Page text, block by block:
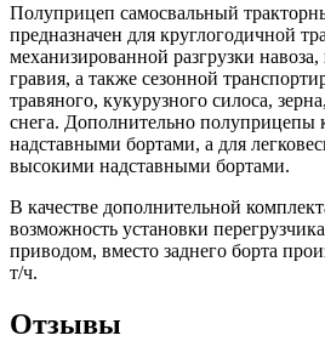
Полуприцеп самосвальный
предназначен для круглогодичной
механизированной разгрузки
гравия, а также сезонной
травяного, кукурузного силоса,
снега. Дополнительно полуприцепы
надставными бортами, а для
высокими надставными бортами.
В качестве дополнительной
возможность установки
приводом, вместо заднего борта
т/ч.
Отзывы